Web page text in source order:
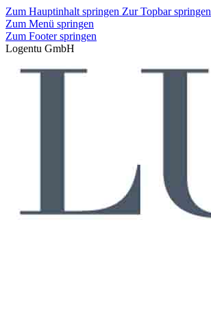
Zum Hauptinhalt springen Zur Topbar springen
Zum Menü springen
Zum Footer springen
Logentu GmbH